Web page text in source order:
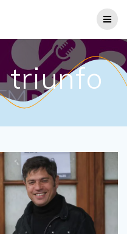
triunfo